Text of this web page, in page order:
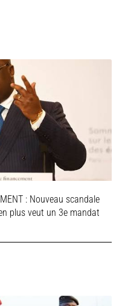
: Nouveau scandale
plus veut un 3e mandat